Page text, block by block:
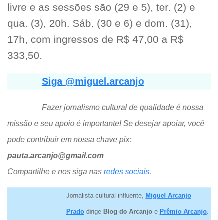
livre e as sessões são (29 e 5), ter. (2) e
qua. (3), 20h. Sáb. (30 e 6) e dom. (31),
17h, com ingressos de R$ 47,00 a R$
333,50.
Siga @miguel.arcanjo
Fazer jornalismo cultural de qualidade é nossa
missão e seu apoio é importante! Se desejar apoiar, você
pode contribuir em nossa chave pix:
pauta.arcanjo@gmail.com
Compartilhe e nos siga nas redes sociais.
Jornalista cultural influente, Miguel Arcanjo
Pradodirige Blog do Arcanjoe Prêmio Arcanjo.